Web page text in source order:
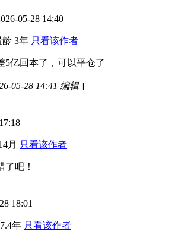
05-28 14:40
3年 只看该作者
5亿回本了，可以平仓了
05-28 14:41 编辑]
月 只看该作者
吧！
18:01
7.4年 只看该作者